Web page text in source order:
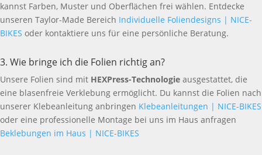
kannst Farben, Muster und Oberflächen frei wählen. Entdecke
unseren Taylor-Made Bereich Individuelle Foliendesigns | NICE-
BIKES oder kontaktiere uns für eine persönliche Beratung.
3. Wie bringe ich die Folien richtig an?
Unsere Folien sind mit HEXPress-Technologie ausgestattet, die
eine blasenfreie Verklebung ermöglicht. Du kannst die Folien nach
unserer Klebeanleitung anbringen Klebeanleitungen | NICE-BIKES
oder eine professionelle Montage bei uns im Haus anfragen
Beklebungen im Haus | NICE-BIKES